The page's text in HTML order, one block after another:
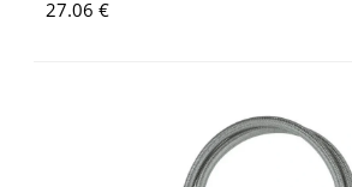
27.06 €